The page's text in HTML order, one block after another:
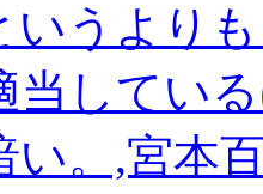
いうより
当してい
い。,宮本